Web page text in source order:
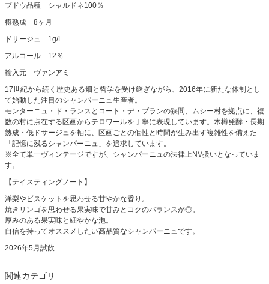
ブドウ品種 シャルドネ100％
樽熟成 8ヶ月
ドサージュ 1g/L
アルコール 12％
輸入元 ヴァンアミ
17世紀から続く歴史ある畑と哲学を受け継ぎながら、2016年に新たな体制とし
て始動した注目のシャンパーニュ生産者。
モンターニュ・ド・ランスとコート・デ・ブランの狭間、ムシー村を拠点に、複
数の村に点在する区画からテロワールを丁寧に表現しています。木樽発酵・長期
熟成・低ドサージュを軸に、区画ごとの個性と時間が生み出す複雑性を備えた
「記憶に残るシャンパーニュ」を追求しています。
※全て単一ヴィンテージですが、シャンパーニュの法律上NV扱いとなっていま
す。
【テイスティングノート】
洋梨やビスケットを思わせる甘やかな香り。
焼きリンゴを思わせる果実味で甘みとコクのバランスが◎。
厚みのある果実味と細やかな泡。
自信を持ってオススメしたい高品質なシャンパーニュです。
2026年5月試飲
関連カテゴリ